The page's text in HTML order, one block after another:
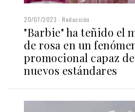
20/07/2023 Redacción
"Barbie" ha teñido el
de rosa en un
promocional capaz
nuevos estándares